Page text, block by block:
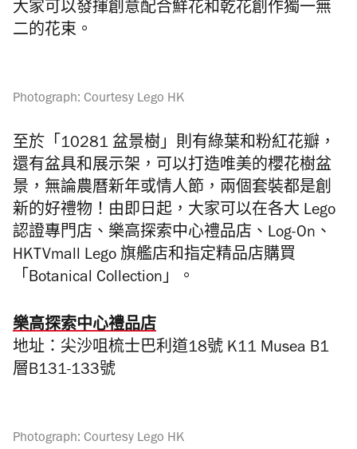
大家可以發揮創意配合鮮花和乾花創作獨一無
二的花束。
Photograph: Courtesy Lego HK
至於「10281 盆景樹」則有綠葉和粉紅花瓣，
還有盆具和展示架，可以打造唯美的櫻花樹盆
景，無論農曆新年或情人節，兩個套裝都是創
新的好禮物！由即日起，大家可以在各大 Lego
認證專門店、樂高探索中心禮品店、Log-On、
HKTVmall Lego 旗艦店和指定精品店購買
「Botanical Collection」。
樂高探索中心禮品店
地址：尖沙咀梳士巴利道18號 K11 Musea B1
層B131-133號
Photograph: Courtesy Lego HK